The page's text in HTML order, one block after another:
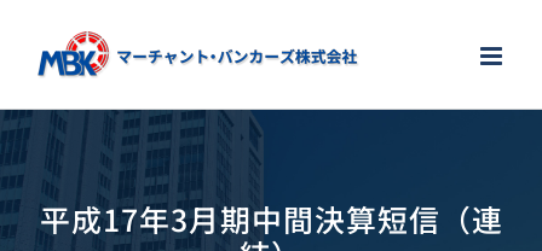
content
平成17年3月期中間決算短信（連